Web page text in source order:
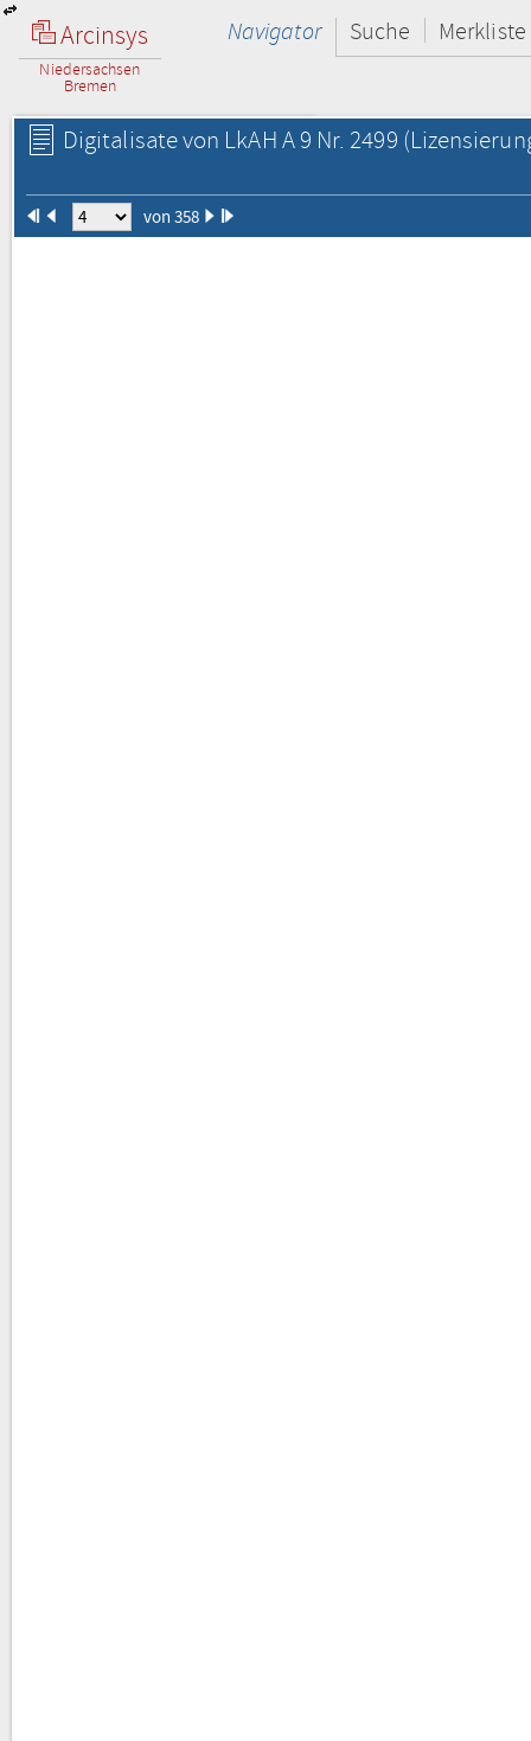
Arcinsys
Niedersachsen
Bremen
Navigator Suche Merkliste
Digitalisate von LkAH A 9 Nr. 2499
von 358